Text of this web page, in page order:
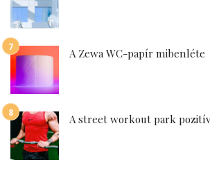
A Zewa WC-papír mibenléte
A street workout park